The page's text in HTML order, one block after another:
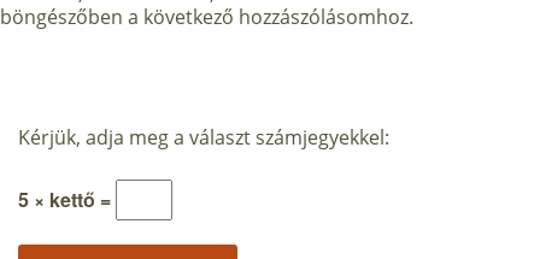
böngészőben a következő hozzászólásomhoz.
Kérjük, adja meg a választ számjegyekkel:
5 × kettő =